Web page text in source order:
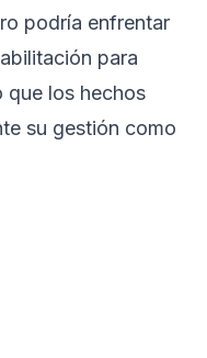
podría enfrentar
para
que los hechos
su gestión como